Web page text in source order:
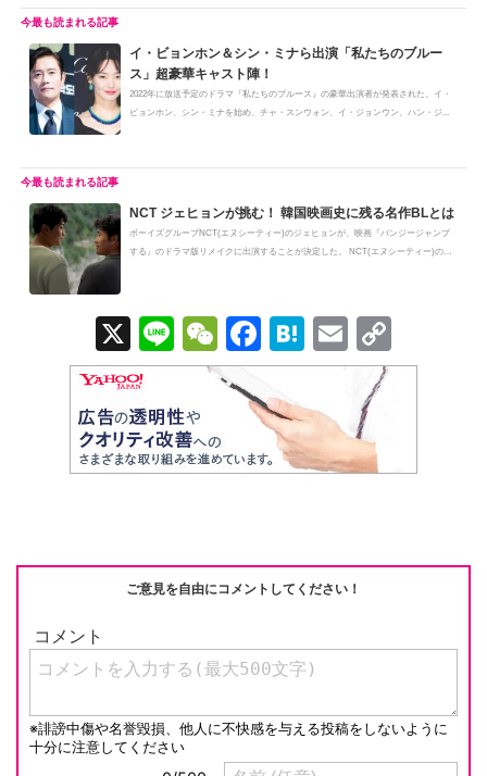
イ・ビョンホン＆シン・ミナら出演「私たちのブルー
ス」超豪華キャスト陣！
2022年に放送予定のドラマ『私たちのブルース』の豪華出演者が発表された。イ・
ビョンホン、シン・ミナを始め、チャ・スンウォン、イ・ジョンウン、ハン・ジ...
NCT ジェヒョンが挑む！ 韓国映画史に残る名作BLとは
ボーイズグループNCT(エヌシーティー)のジェヒョンが、映画『バンジージャンプ
する』のドラマ版リメイクに出演することが決定した。 NCT(エヌシーティー)の
X
Li
n
e
W
e
C
at
F
a
c
e
b
k
H
at
e
n
a
E
m
ail
o
Li
ご意見を自由にコメントしてください！